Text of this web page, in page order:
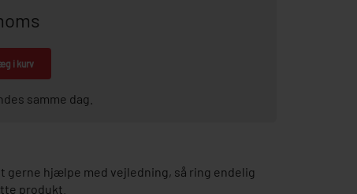
i kurv
samme dag.
gerne hjælpe med vejledning, så ring endelig
produkt.